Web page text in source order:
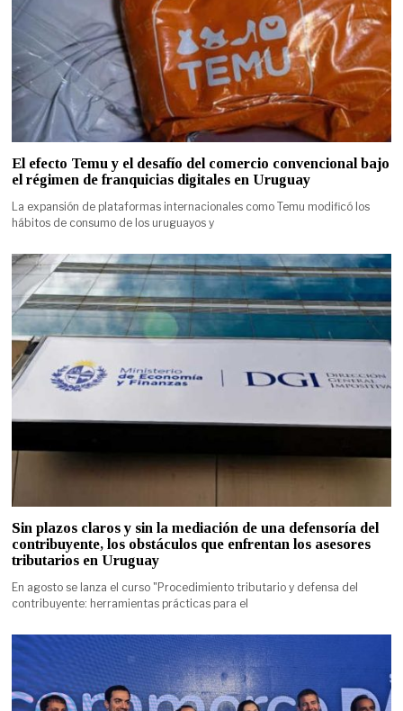
El efecto Temu y el desafío del comercio convencional bajo
el régimen de franquicias digitales en Uruguay
La expansión de plataformas internacionales como Temu modificó los
hábitos de consumo de los uruguayos y
Sin plazos claros y sin la mediación de una defensoría del
contribuyente, los obstáculos que enfrentan los asesores
tributarios en Uruguay
En agosto se lanza el curso "Procedimiento tributario y defensa del
contribuyente: herramientas prácticas para el